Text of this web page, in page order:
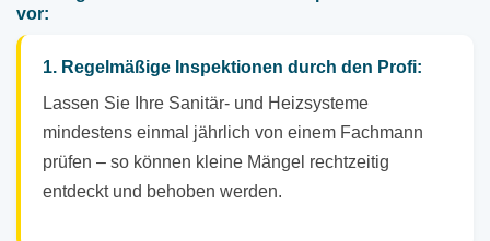
vor:
1. Regelmäßige Inspektionen durch den Profi:
Lassen Sie Ihre Sanitär- und Heizsysteme
mindestens einmal jährlich von einem Fachmann
prüfen – so können kleine Mängel rechtzeitig
entdeckt und behoben werden.